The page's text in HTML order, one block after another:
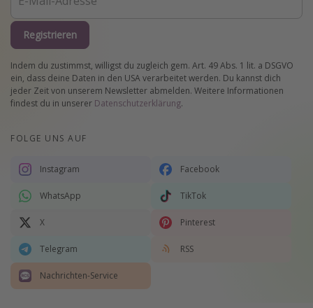
Registrieren
Indem du zustimmst, willigst du zugleich gem. Art. 49 Abs. 1 lit. a DSGVO
ein, dass deine Daten in den USA verarbeitet werden. Du kannst dich
jeder Zeit von unserem Newsletter abmelden. Weitere Informationen
findest du in unserer Datenschutzerklärung.
FOLGE UNS AUF
Instagram Facebook
WhatsApp TikTok
X Pinterest
Telegram RSS
Nachrichten-Service